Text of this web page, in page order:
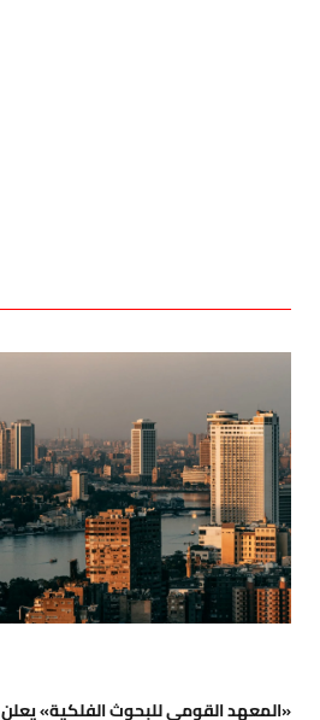
«المعهد القومي للبحوث الفلكية» يعلن